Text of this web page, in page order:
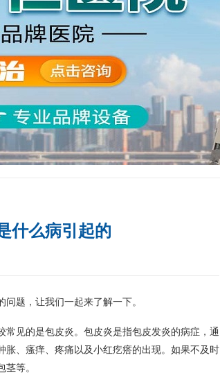
什么病引起的
题，让我们一起来了解一下。
见的是包皮炎。包皮炎是指包皮发炎的病症，通
、瘙痒、疼痛以及小红疙瘩的出现。如果不及时
等。